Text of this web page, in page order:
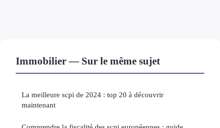
Immobilier — Sur le même sujet
La meilleure scpi de 2024 : top 20 à découvrir
maintenant